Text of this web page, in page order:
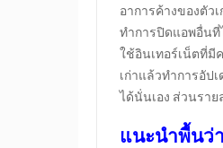
อาการค้างของตัว
ทำการปิดแอพอื่นที่
ใช้อินเทอร์เน็ตที่มี
เก่าแล้วทำการอัป
ได้นั่นเอง ส่วนรา
แนะนำพื้นว่